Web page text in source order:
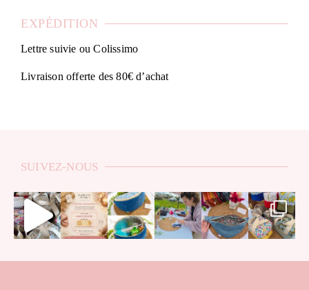
EXPÉDITION
Lettre suivie ou Colissimo
Livraison offerte des 80€ d’achat
SUIVEZ-NOUS